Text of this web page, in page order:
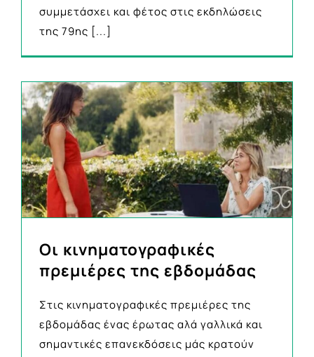
συμμετάσχει και φέτος στις εκδηλώσεις
της 79ης [...]
Οι κινηματογραφικές
πρεμιέρες της εβδομάδας
Στις κινηματογραφικές πρεμιέρες της
εβδομάδας ένας έρωτας αλά γαλλικά και
σημαντικές επανεκδόσεις μάς κρατούν